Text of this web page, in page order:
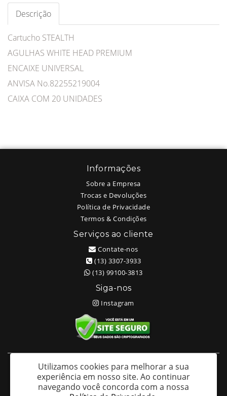
Descrição
Cartucho STEALTH
AGULHAS WHITE HEAD PREMIUM
ENCAIXE UNIVERSAL
ANVISA No.82255219004
CAIXA COM 20 UNIDADES
Informações
Sobre a Empresa
Trocas e Devoluções
Política de Privacidade
Termos & Condições
Serviços ao cliente
Contate-nos
(13) 3307-3933
(13) 99100-3813
Siga-nos
Instagram
White Head Tattoo (Wellington Ricardo Kudlinski EPP) - CNPJ:
09.635.966/0001-70
Av. São Francisco 373 – Centro - Santos / SP - CEP: 11013-201
Utilizamos cookies para melhorar a sua
experiência em nosso site. Ao continuar
navegando você concorda com a nossa